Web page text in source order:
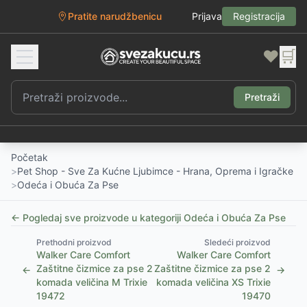
Pratite narudžbenicu Prijava Registracija
❤️ 🛒
Pretraži
Početak
>Pet Shop - Sve Za Kućne Ljubimce - Hrana, Oprema i Igračke
>Odeća i Obuća Za Pse
← Pogledaj sve proizvode u kategoriji Odeća i Obuća Za Pse
←
Prethodni proizvod
Walker Care Comfort
Zaštitne čizmice za pse 2
komada veličina M Trixie
19472
Sledeći proizvod
Walker Care Comfort
Zaštitne čizmice za pse 2
komada veličina XS Trixie
19470
→